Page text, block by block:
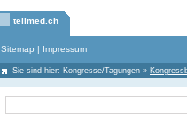
tellmed.ch
Sitemap | Impressum
Sie sind hier: Kongresse/Tagungen »